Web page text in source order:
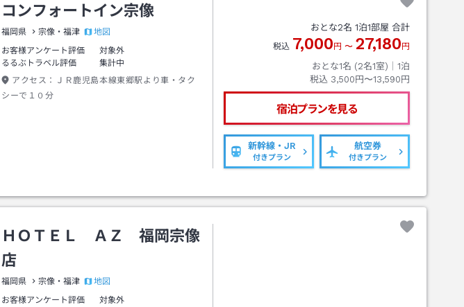
コンフォートイン宗像
福岡県 宗像・福津
地図
お客様アンケート評価
対象外
るるぶトラベル評価
集計中
アクセス：
ＪＲ鹿児島本線東郷駅より車・タク
シーで１０分
おとな2名 1泊1部屋 合計
税込 7,000 円 〜 27,180 円
おとな1名 (2名1室)｜ 1泊
税込 3,500円〜13,590円
宿泊プランを見る
新幹線・JR
付きプラン
航空券
付きプラン
ＨＯＴＥＬ ＡＺ 福岡宗像
店
福岡県 宗像・福津
地図
お客様アンケート評価
対象外